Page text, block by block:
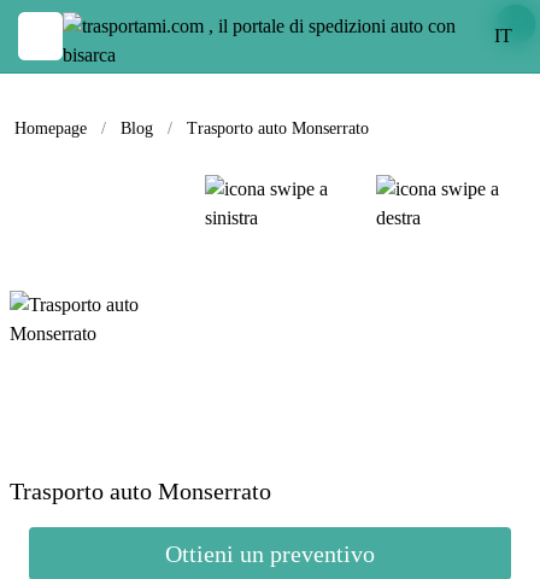
IT
Homepage / Blog / Trasporto auto Monserrato
Trasporto auto Monserrato
Ottieni un preventivo